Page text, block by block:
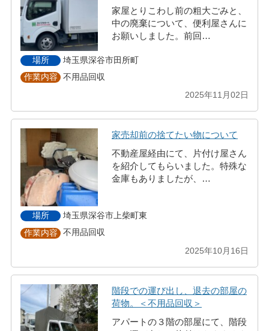
家屋とりこわし前の粗大ごみと、
中の廃棄について、便利屋さんに
お願いしました。前回…
場所
埼玉県深谷市田所町
作業内容
不用品回収
2025年11月02日
家売却前の捨てたい物について
不動産屋経由にて、片付け屋さん
を紹介してもらいました。特殊な
金庫もありましたが、…
場所
埼玉県深谷市上柴町東
作業内容
不用品回収
2025年10月16日
階段での運び出し、退去の部屋の
荷物。＜不用品回収＞
アパートの３階の部屋にて、階段